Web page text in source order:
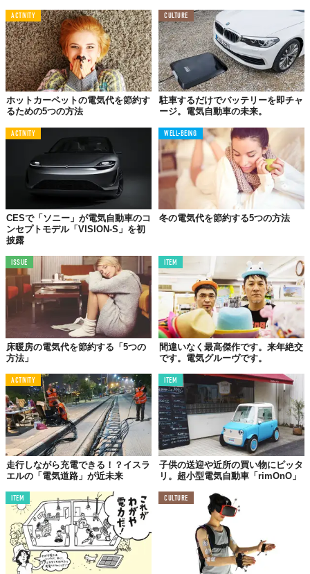
ACTIVITY
ホットカーペットの電気代を節約す
るための5つの方法
CULTURE
駐車するだけでバッテリーを即チャ
ージ。電気自動車の未来。
ACTIVITY
CESで「ソニー」が電気自動車のコ
ンセプトモデル「VISION-S」を初
披露
WELL-BEING
冬の電気代を節約する5つの方法
ISSUE
床暖房の電気代を節約する「5つの
方法」
ITEM
間違いなく最高傑作です。来年絶交
です。電気グルーヴです。
ACTIVITY
走行しながら充電できる！？イスラ
エルの「電気道路」が近未来
ITEM
子供の送迎や近所の買い物にピッタ
リ。超小型電気自動車「rimOnO」
ITEM CULTURE